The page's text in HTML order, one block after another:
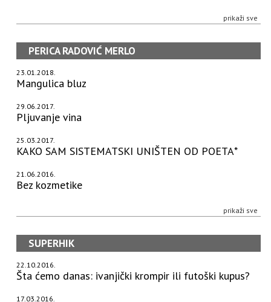
prikaži sve
PERICA RADOVIĆ MERLO
23.01.2018.
Mangulica bluz
29.06.2017.
Pljuvanje vina
25.03.2017.
KAKO SAM SISTEMATSKI UNIŠTEN OD POETA*
21.06.2016.
Bez kozmetike
prikaži sve
SUPERHIK
22.10.2016.
Šta ćemo danas: ivanjički krompir ili futoški kupus?
17.03.2016.